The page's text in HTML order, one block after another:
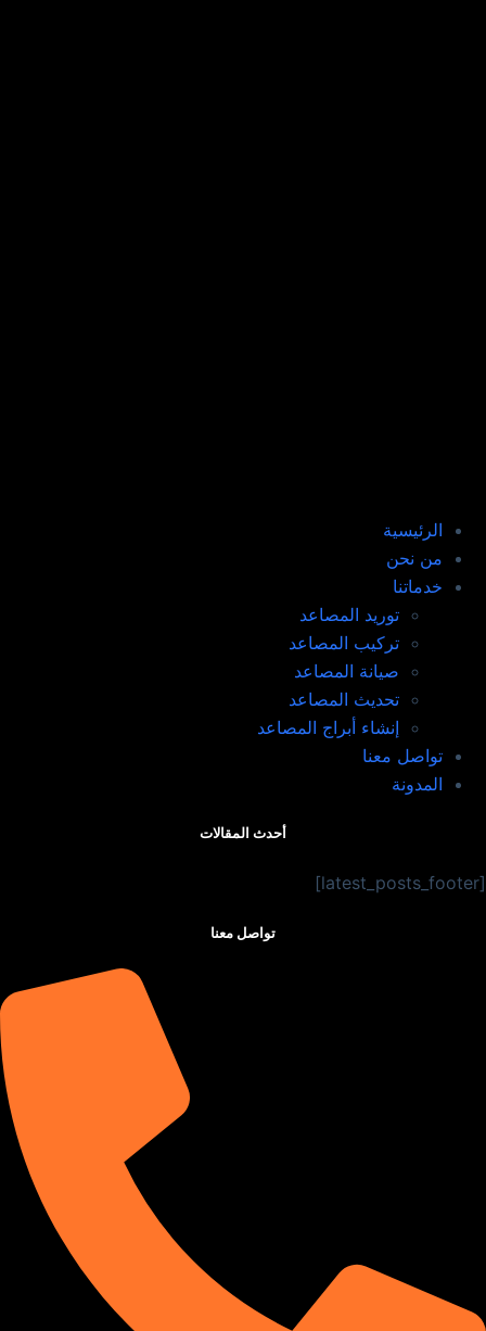
الرئيسية
من نحن
خدماتنا
توريد المصاعد​
تركيب المصاعد ​
صيانة المصاعد​
تحديث المصاعد​
إنشاء أبراج المصاعد​
تواصل معنا
المدونة
أحدث المقالات
[latest_posts_footer]
تواصل معنا